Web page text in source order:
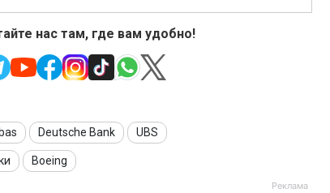
нас там, где вам удобно!
Deutsche Bank UBS
Boeing